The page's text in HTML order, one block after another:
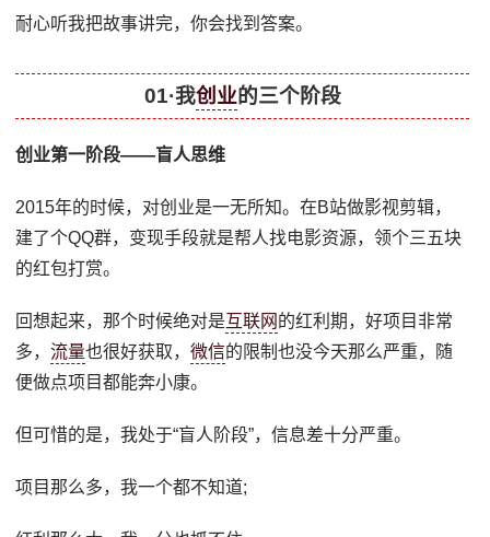
耐心听我把故事讲完，你会找到答案。
01·我创业的三个阶段
创业第一阶段——盲人思维
2015年的时候，对创业是一无所知。在B站做影视剪辑，
建了个QQ群，变现手段就是帮人找电影资源，领个三五块
的红包打赏。
回想起来，那个时候绝对是互联网 的红利期，好项目非常
多，流量也很好获取，微信的限制也没今天那么严重，随
便做点项目都能奔小康。
但可惜的是，我处于“盲人阶段”，信息差十分严重。
项目那么多，我一个都不知道;